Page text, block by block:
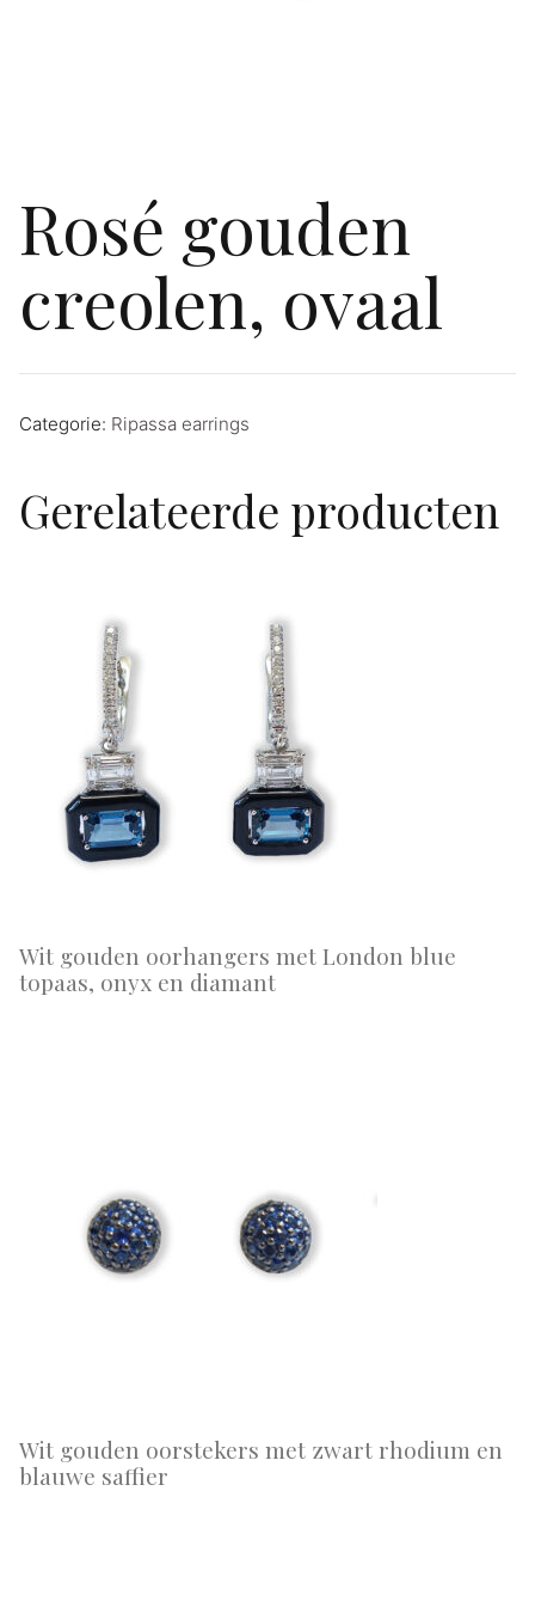
Rosé gouden
creolen, ovaal
Categorie: Ripassa earrings
Gerelateerde producten
Wit gouden oorhangers met London blue
topaas, onyx en diamant
Wit gouden oorstekers met zwart rhodium en
blauwe saffier